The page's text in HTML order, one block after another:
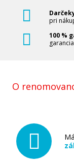
pri
100 %
O